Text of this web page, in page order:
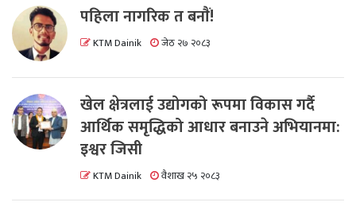
पहिला नागरिक त बनाैं!
KTM Dainik जेठ २७ २०८३
खेल क्षेत्रलाई उद्योगको रूपमा विकास गर्दै
आर्थिक समृद्धिको आधार बनाउने अभियानमा:
इश्वर जिसी
KTM Dainik वैशाख २५ २०८३